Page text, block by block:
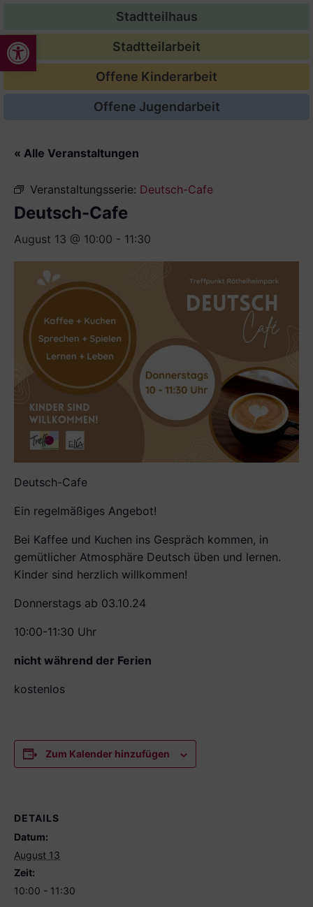
Werkzeugleiste öffnen
Stadtteilhaus
Stadtteilarbeit
Offene Kinderarbeit
Offene Jugendarbeit
« Alle Veranstaltungen
Veranstaltungsserie: Deutsch-Cafe
Deutsch-Cafe
August 13 @ 10:00 - 11:30
Deutsch-Cafe
Ein regelmäßiges Angebot!
Bei Kaffee und Kuchen ins Gespräch kom­men, in
gemütlicher Atmosphäre Deutsch üben und lernen.
Kinder sind herzlich willkommen!
Donnerstags ab 03.10.24
10:00-11:30 Uhr
nicht während der Ferien
kostenlos
Zum Kalender hinzufügen
DETAILS
Datum:
August 13
Zeit:
10:00 - 11:30